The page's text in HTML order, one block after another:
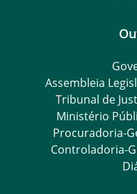
Assembleia
Tribunal de
Ministério
Procuradoria-
Controladoria-